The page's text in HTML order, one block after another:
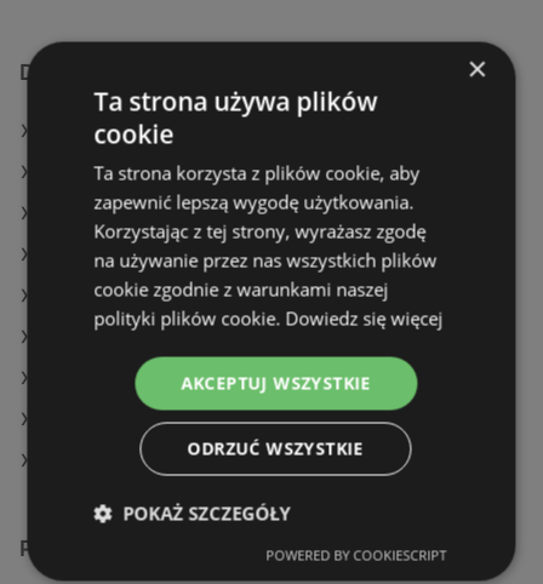
Dodatkowe łącza
Oferty POLOmarket
Oferty Kaufland
Oferty Delikatesy Centrum
Aktualne gazetki Selgros
Aktualne gazetki Stokrotka
Aktualne gazetki Żabka
Aktualne gazetki Aldi
Aktualne gazetki Lidl
Sklepy POLOmarket w Dziwnów
Podobne sklepy detaliczne
×
Ta strona używa plików
cookie
Ta strona korzysta z plików cookie, aby
zapewnić lepszą wygodę użytkowania.
Korzystając z tej strony, wyrażasz zgodę
na używanie przez nas wszystkich plików
cookie zgodnie z warunkami naszej
polityki plików cookie. Dowiedz się więcej
AKCEPTUJ WSZYSTKIE
ODRZUĆ WSZYSTKIE
POKAŻ SZCZEGÓŁY
POWERED BY COOKIESCRIPT